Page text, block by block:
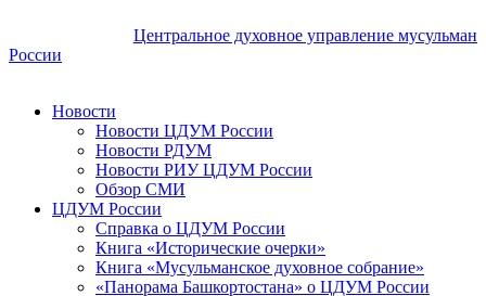
Центральное духовное управление мусульман
России
Новости
Новости ЦДУМ России
Новости РДУМ
Новости РИУ ЦДУМ России
Обзор СМИ
ЦДУМ России
Справка о ЦДУМ России
Книга «Исторические очерки»
Книга «Мусульманское духовное собрание»
«Панорама Башкортостана» о ЦДУМ России